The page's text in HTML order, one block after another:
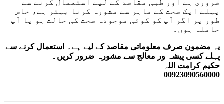
ضروری ہے اور طبی مقاصد کے لیے استعمال کرنے سے
پہلے ایک صحت کے ماہر سے مشورہ کرنا بہتر ہے، خاص
طور پر اگر آپ کو کوئی موجودہ صحت کی حالت ہو یا آپ
حاملہ ہوں۔
یہ مضمون صرف معلوماتی مقاصد کے لیے ہے۔ استعمال کرنے سے
پہلے کسی پیشہ ور معالج سے مشورہ ضرور کریں۔
حکیم کرامت اللہ
00923090560000